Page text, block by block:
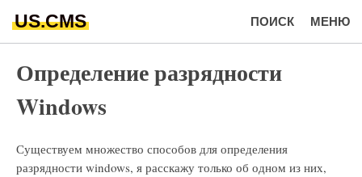
US.CMS МЕНЮ
ПОИСК
Определение разрядности
Windows
Существуем множество способов для определения
разрядности windows, я расскажу только об одном из них,